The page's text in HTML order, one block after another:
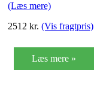
(Læs mere)
2512 kr. (Vis fragtpris)
Læs mere »